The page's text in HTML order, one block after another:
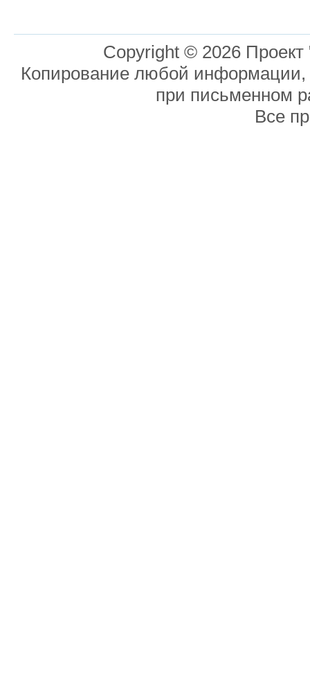
Copyright © 2026
Копирование любой информации,
при письменном
Все